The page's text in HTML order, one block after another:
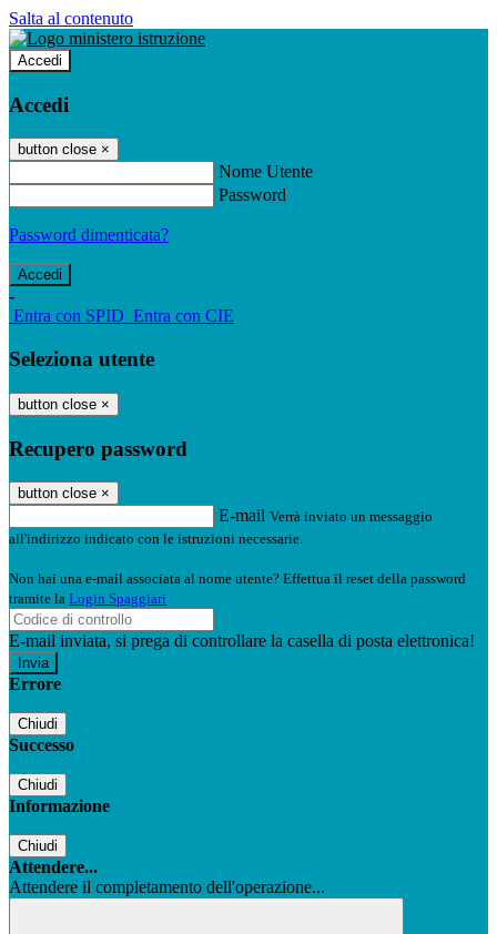
Salta al contenuto
Accedi
Accedi
button close ×
Nome Utente
Password
Password dimenticata?
-
Entra con SPID Entra con CIE
Seleziona utente
button close ×
Recupero password
button close ×
E-mail Verrà inviato un messaggio
all'indirizzo indicato con le istruzioni necessarie.
Non hai una e-mail associata al nome utente? Effettua il reset della password
tramite la Login Spaggiari
E-mail inviata, si prega di controllare la casella di posta elettronica!
Errore
Chiudi
Successo
Chiudi
Informazione
Chiudi
Attendere...
Attendere il completamento dell'operazione...